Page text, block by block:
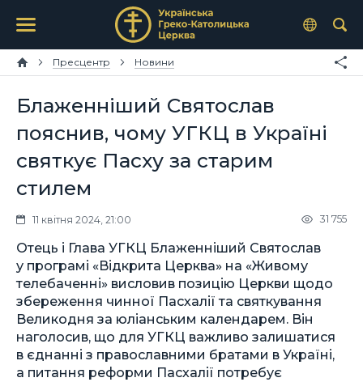
Пресцентр Новини
Блаженніший Святослав
пояснив, чому УГКЦ в Україні
святкує Пасху за старим
стилем
11 квітня 2024, 21:00 31 755
Отець і Глава УГКЦ Блаженніший Святослав
у програмі «Відкрита Церква» на «Живому
телебаченні» висловив позицію Церкви щодо
збереження чинної Пасхалії та святкування
Великодня за юліанським календарем. Він
наголосив, що для УГКЦ важливо залишатися
в єднанні з православними братами в Україні,
а питання реформи Пасхалії потребує